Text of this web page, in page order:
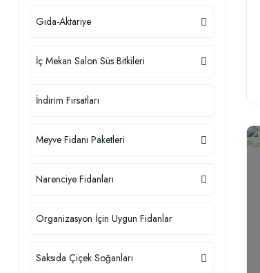
Gıda-Aktariye
İç Mekan Salon Süs Bitkileri
İndirim Fırsatları
Meyve Fidanı Paketleri
Narenciye Fidanları
Organizasyon İçin Uygun Fidanlar
Saksıda Çiçek Soğanları